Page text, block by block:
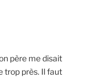
père me disait
trop près. Il faut